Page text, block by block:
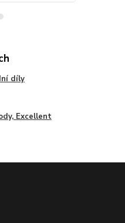
díly
Excellent